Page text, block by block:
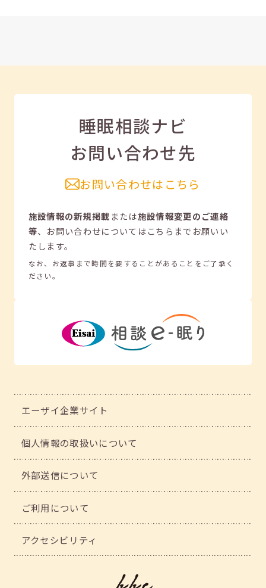
睡眠相談ナビ
お問い合わせ先
お問い合わせはこちら
施設情報の新規掲載または施設情報変更のご連絡
等、 お問い合わせについてはこちらまでお願いい
たします。
なお、お返事まで時間を要することがあることをご了承く
ださい。
エーザイ企業サイト
個人情報の取扱いについて
外部送信について
ご利用について
アクセシビリティ